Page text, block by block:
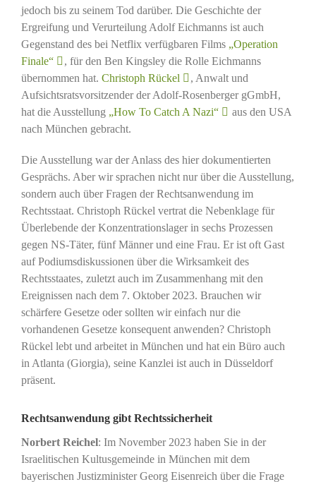
jedoch bis zu seinem Tod darüber. Die Geschichte der
Ergreifung und Verurteilung Adolf Eichmanns ist auch
Gegenstand des bei Netflix verfügbaren Films „Operation
Finale“
, für den Ben Kingsley die Rolle Eichmanns
übernommen hat. Christoph Rückel
, Anwalt und
Aufsichtsratsvorsitzender der Adolf-Rosenberger gGmbH,
hat die Ausstellung „How To Catch A Nazi“
aus den USA
nach München gebracht.
Die Ausstellung war der Anlass des hier dokumentierten
Gesprächs. Aber wir sprachen nicht nur über die Ausstellung,
sondern auch über Fragen der Rechtsanwendung im
Rechtsstaat. Christoph Rückel vertrat die Nebenklage für
Überlebende der Konzentrationslager in sechs Prozessen
gegen NS-Täter, fünf Männer und eine Frau. Er ist oft Gast
auf Podiumsdiskussionen über die Wirksamkeit des
Rechtsstaates, zuletzt auch im Zusammenhang mit den
Ereignissen nach dem 7. Oktober 2023. Brauchen wir
schärfere Gesetze oder sollten wir einfach nur die
vorhandenen Gesetze konsequent anwenden? Christoph
Rückel lebt und arbeitet in München und hat ein Büro auch
in Atlanta (Giorgia), seine Kanzlei ist auch in Düsseldorf
präsent.
Rechtsanwendung gibt Rechtssicherheit
Norbert Reichel: Im November 2023 haben Sie in der
Israelitischen Kultusgemeinde in München mit dem
bayerischen Justizminister Georg Eisenreich über die Frage